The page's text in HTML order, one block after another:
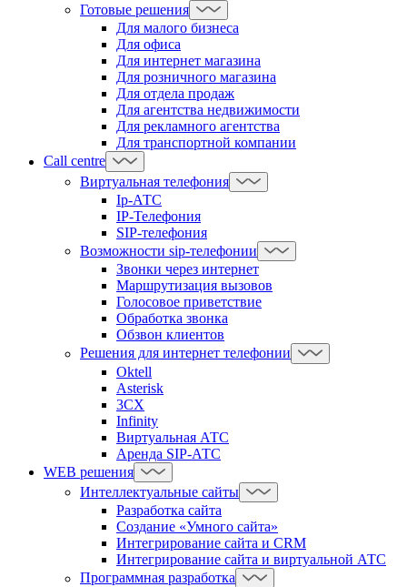
Готовые решения
Для малого бизнеса
Для офиса
Для интернет магазина
Для розничного магазина
Для отдела продаж
Для агентства недвижимости
Для рекламного агентства
Для транспортной компании
Call centre
Виртуальная телефония
Ip-АТС
IP-Телефония
SIP-телефония
Возможности sip-телефонии
Звонки через интернет
Маршрутизация вызовов
Голосовое приветствие
Обработка звонка
Обзвон клиентов
Решения для интернет телефонии
Oktell
Asterisk
3CX
Infinity
Виртуальная АТС
Аренда SIP-АТС
WEB решения
Интеллектуальные сайты
Разработка сайта
Создание «Умного сайта»
Интегрирование сайта и CRM
Интегрирование сайта и виртуальной АТС
Программная разработка